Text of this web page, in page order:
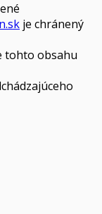
je chránený
tohto obsahu